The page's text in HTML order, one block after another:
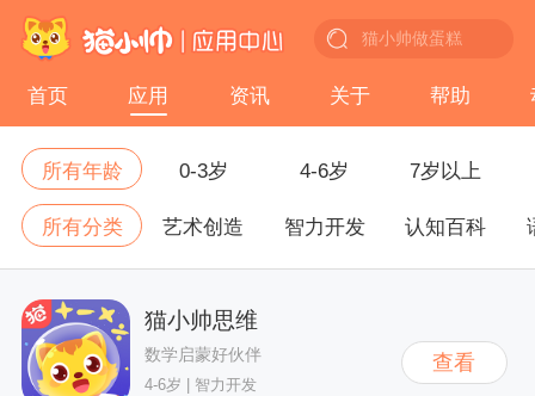
首页 应用 资讯 关于 帮助
所有年龄 0-3岁 4-6岁 7岁以上
所有分类 艺术创造 智力开发 认知百科
猫小帅思维
数学启蒙好伙伴
4-6岁 智力开发
查看